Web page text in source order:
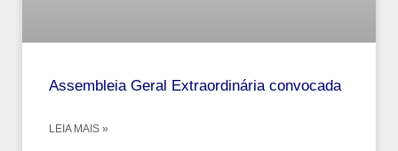
Assembleia Geral Extraordinária convocada
LEIA MAIS »